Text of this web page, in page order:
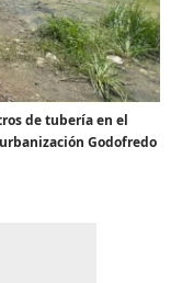
de tubería en el
Godofredo